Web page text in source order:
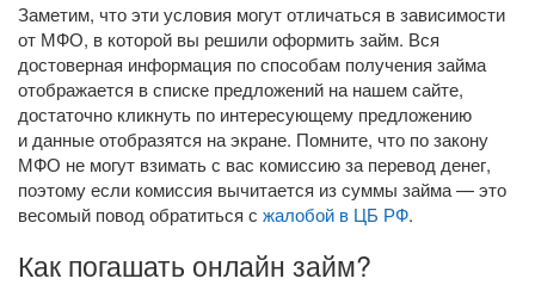
Заметим, что эти условия могут отличаться в зависимости
от МФО, в которой вы решили оформить займ. Вся
достоверная информация по способам получения займа
отображается в списке предложений на нашем сайте,
достаточно кликнуть по интересующему предложению
и данные отобразятся на экране. Помните, что по закону
МФО не могут взимать с вас комиссию за перевод денег,
поэтому если комиссия вычитается из суммы займа — это
весомый повод обратиться с жалобой в ЦБ РФ.
Как погашать онлайн займ?